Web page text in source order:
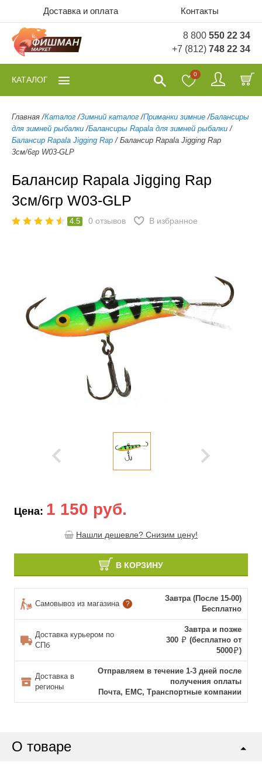
Доставка и оплата Контакты
8 800 550 22 34
+7 (812) 748 22 34
0
КАТАЛОГ
Главная /Каталог /Зимний каталог /Приманки зимние /Балансиры
для зимней рыбалки /Балансиры Rapala для зимней рыбалки /
Балансир Rapala Jigging Rap / Балансир Rapala Jigging Rap
3см/6гр W03-GLP
Балансир Rapala Jigging Rap
3см/6гр W03-GLP
4.5 0 отзывов В избранное
Цена: 1 150 руб.
Нашли дешевле? Снизим цену!
В КОРЗИНУ
Самовывоз из магазина ?
Завтра (После 15-00)
Бесплатно
Доставка курьером по
СПб
Завтра и позже
300
(бесплатно от
5000
)
Доставка в
регионы
Отправляем в течение 1-3 дней после
получения оплаты
Почта, ЕМС, Транспортные компании
О товаре